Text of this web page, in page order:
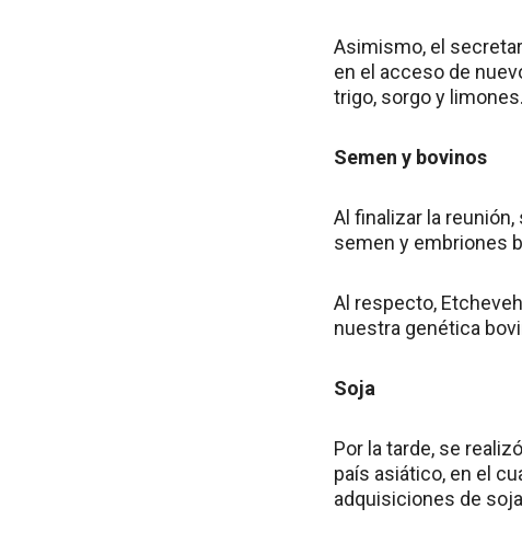
Asimismo, el
en el acceso de
trigo, sorgo y limones.
Semen y bovinos
Al finalizar la
semen y embriones
Al respecto,
nuestra genética
Soja
Por la tarde, se
país asiático, en el
adquisiciones de